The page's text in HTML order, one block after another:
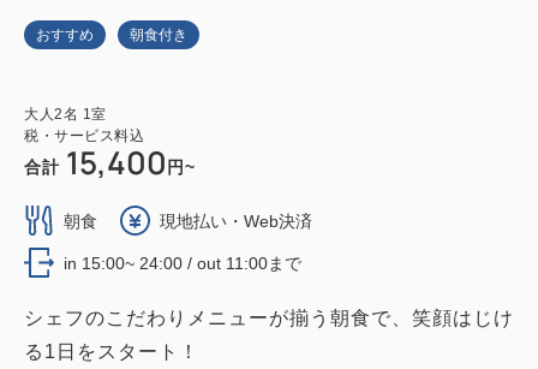
おすすめ 朝食付き
大人2名 1室
税・サービス料込
合計 15,400 円~
朝食 現地払い・Web決済
in 15:00~ 24:00 / out 11:00まで
シェフのこだわりメニューが揃う朝食で、笑顔はじけ
る1日をスタート！